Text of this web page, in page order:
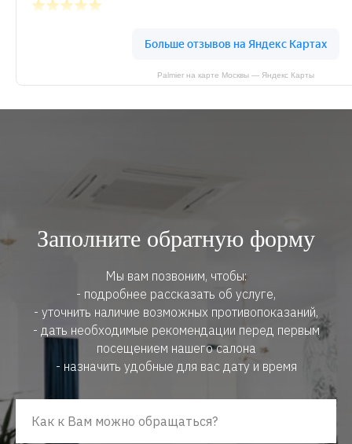
Palmier на карте Москвы — Яндекс Карты
Заполните обратную форму
Мы вам позвоним, чтобы:
- подробнее рассказать об услуге,
- уточнить наличие возможных противопоказаний,
- дать необходимые рекомендации перед первым
посещением нашего салона
- назначить удобные для вас дату и время
Как к Вам можно обращаться?